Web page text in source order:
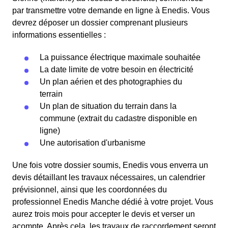
par transmettre votre demande en ligne à Enedis. Vous
devrez déposer un dossier comprenant plusieurs
informations essentielles :
La puissance électrique maximale souhaitée
La date limite de votre besoin en électricité
Un plan aérien et des photographies du
terrain
Un plan de situation du terrain dans la
commune (extrait du cadastre disponible en
ligne)
Une autorisation d'urbanisme
Une fois votre dossier soumis, Enedis vous enverra un
devis détaillant les travaux nécessaires, un calendrier
prévisionnel, ainsi que les coordonnées du
professionnel Enedis Manche dédié à votre projet. Vous
aurez trois mois pour accepter le devis et verser un